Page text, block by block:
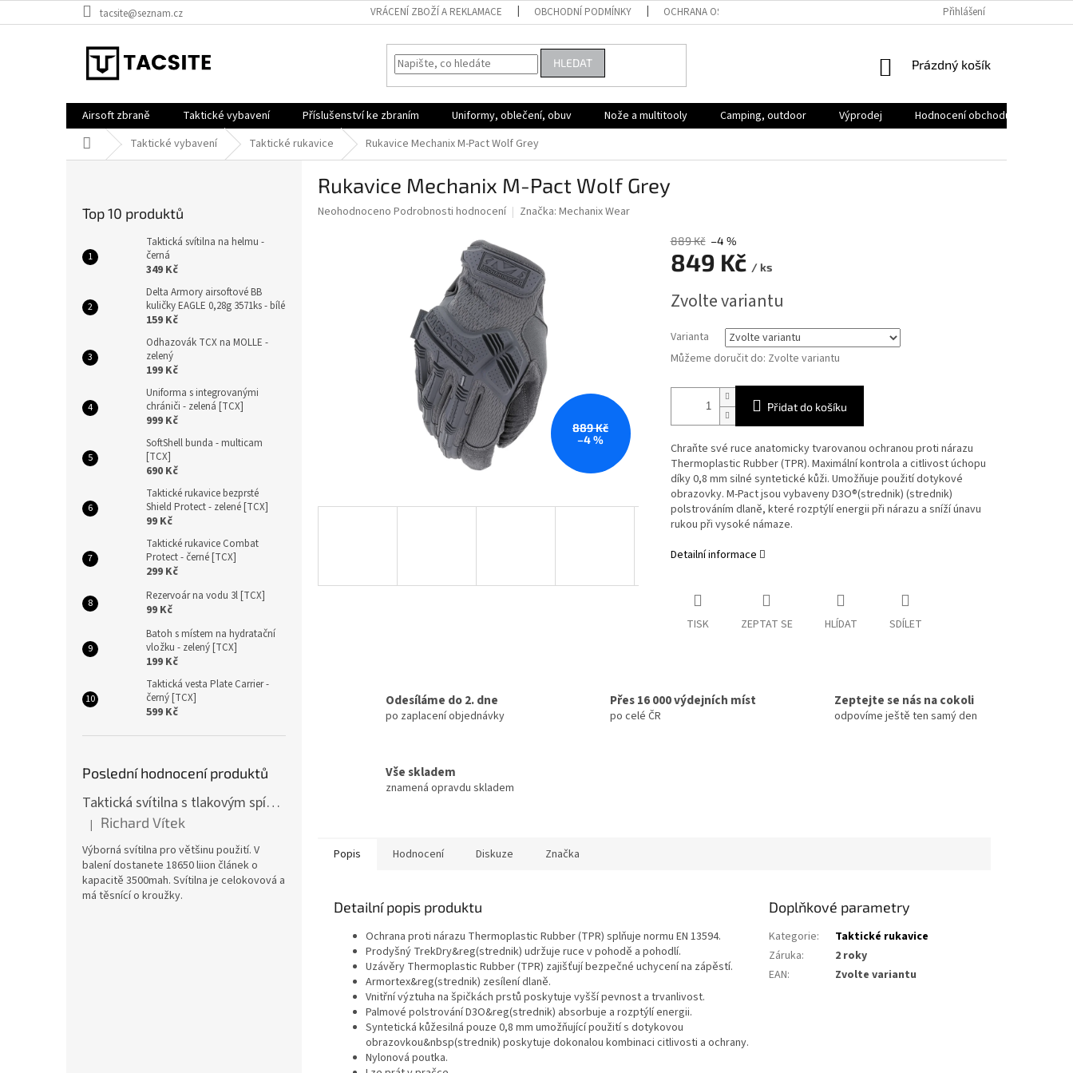
na
tacsite@seznam.cz VRÁCENÍ ZBOŽÍ A REKLAMACE OBCHODNÍ PODMÍNKY OCHRANA OSOBNÍCH ÚDAJŮ Přihlášení
HLEDAT
NÁKUPNÍ
Prázdný košík
Airsoft zbraně Taktické vybavení Příslušenství ke zbraním Uniformy, oblečení, obuv Nože a multitooly Camping, outdoor Výprodej Hodnocení obchodu
Domů Taktické vybavení Taktické rukavice Rukavice Mechanix M-Pact Wolf Grey
Top 10 produktů
Taktická svítilna na helmu -
černá
349 Kč
Delta Armory airsoftové BB
kuličky EAGLE 0,28g 3571ks - bílé
159 Kč
Odhazovák TCX na MOLLE -
zelený
199 Kč
Uniforma s integrovanými
chrániči - zelená [TCX]
999 Kč
SoftShell bunda - multicam
[TCX]
690 Kč
Taktické rukavice bezprsté
Shield Protect - zelené [TCX]
99 Kč
Taktické rukavice Combat
Protect - černé [TCX]
299 Kč
Rezervoár na vodu 3l [TCX]
99 Kč
Batoh s místem na hydratační
vložku - zelený [TCX]
199 Kč
Taktická vesta Plate Carrier -
černý [TCX]
599 Kč
Poslední hodnocení produktů
Taktická svítilna s tlakovým spínačem [TCX]
Hodnocení produktu je 5 z 5 hvězdiček.
| Richard Vítek
Výborná svítilna pro většinu použití. V
balení dostanete 18650 liion článek o
kapacitě 3500mah. Svítilna je celokovová a
má těsnící o kroužky.
Rukavice Mechanix M-Pact Wolf Grey
Průměrné
Neohodnoceno Podrobnosti hodnocení Značka: Mechanix Wear
889 Kč
–4 %
889 Kč –4 %
849 Kč / ks
cena:
Zvolte variantu
Varianta
Můžeme doručit do: Zvolte variantu
Přidat do košíku
Chraňte své ruce anatomicky tvarovanou ochranou proti nárazu
Thermoplastic Rubber (TPR). Maximální kontrola a citlivost úchopu
díky 0,8 mm silné syntetické kůži. Umožňuje použití dotykové
obrazovky. M-Pact jsou vybaveny D3O®(strednik) (strednik)
polstrováním dlaně, které rozptýlí energii při nárazu a sníží únavu
rukou při vysoké námaze.
Detailní informace
TISK ZEPTAT SE HLÍDAT SDÍLET
Odesíláme do 2. dne
po zaplacení objednávky
Přes 16 000 výdejních míst
po celé ČR
Zeptejte se nás na cokoli
odpovíme ještě ten samý den
Vše skladem
znamená opravdu skladem
Popis Hodnocení Diskuze Značka
Detailní popis produktu
Ochrana proti nárazu Thermoplastic Rubber (TPR) splňuje normu EN 13594.
Prodyšný TrekDry&reg(strednik) udržuje ruce v pohodě a pohodlí.
Uzávěry Thermoplastic Rubber (TPR) zajišťují bezpečné uchycení na zápěstí.
Armortex&reg(strednik) zesílení dlaně.
Vnitřní výztuha na špičkách prstů poskytuje vyšší pevnost a trvanlivost.
Palmové polstrování D3O&reg(strednik) absorbuje a rozptýlí energii.
Syntetická kůžesilná pouze 0,8 mm umožňující použití s dotykovou
obrazovkou&nbsp(strednik) poskytuje dokonalou kombinaci citlivosti a ochrany.
Nylonová poutka.
Doplňkové parametry
Kategorie:
Taktické rukavice
Záruka:
2 roky
EAN: Zvolte variantu